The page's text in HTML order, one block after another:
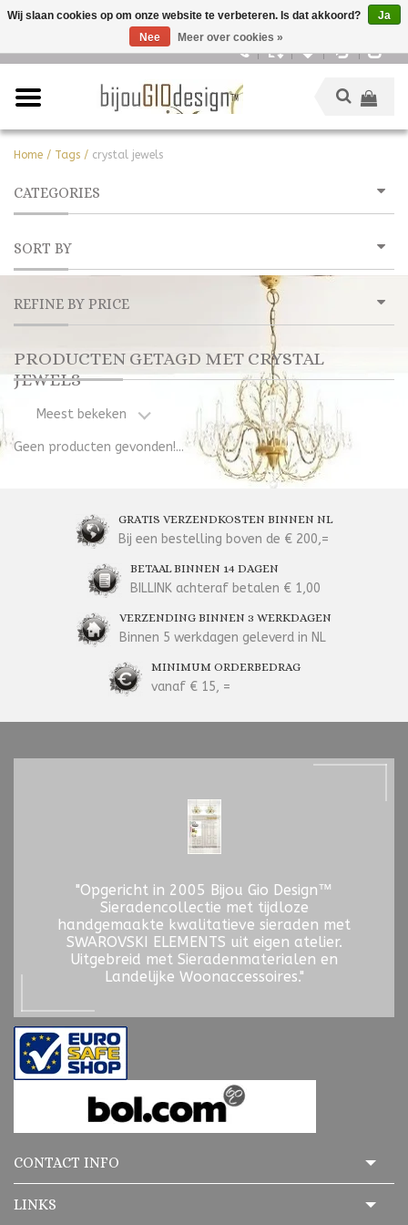
Home / Tags / crystal jewels
CATEGORIES
SORT BY
REFINE BY PRICE
PRODUCTEN GETAGD MET CRYSTAL
JEWELS
Meest bekeken
Geen producten gevonden!...
GRATIS VERZENDKOSTEN BINNEN NL
Bij een bestelling boven de € 200,=
BETAAL BINNEN 14 DAGEN
BILLINK achteraf betalen € 1,00
VERZENDING BINNEN 3 WERKDAGEN
Binnen 5 werkdagen geleverd in NL
MINIMUM ORDERBEDRAG
vanaf € 15, =
"Opgericht in 2005 Bijou Gio Design™
Sieradencollectie met tijdloze
handgemaakte kwalitatieve sieraden met
SWAROVSKI ELEMENTS uit eigen atelier.
Uitgebreid met Sieradenmaterialen en
Landelijke Woonaccessoires."
CONTACT INFO
LINKS
Wij slaan cookies op om onze website te verbeteren. Is dat akkoord?
Ja
Nee
Meer over cookies »